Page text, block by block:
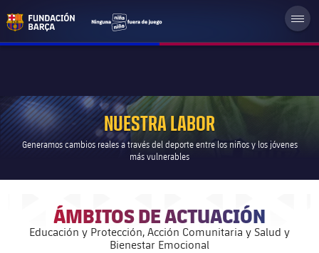
NUESTRA LABOR
Generamos cambios reales a través del deporte entre los niños y los jóvenes
más vulnerables
ÁMBITOS DE ACTUACIÓN
Educación y Protección, Acción Comunitaria y Salud y
Bienestar Emocional